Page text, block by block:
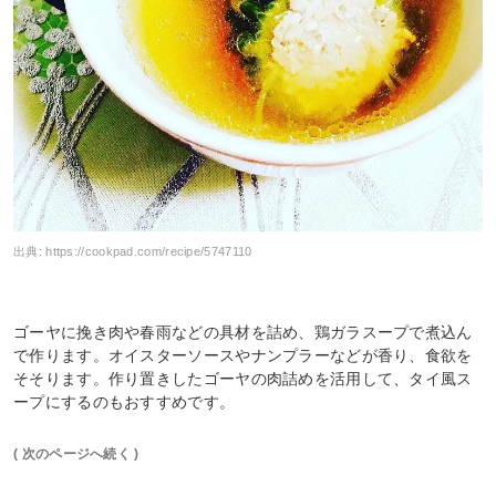
出典:https://cookpad.com/recipe/5747110
ゴーヤに挽き肉や春雨などの具材を詰め、鶏ガラスープで煮込ん
で作ります。オイスターソースやナンプラーなどが香り、食欲を
そそります。作り置きしたゴーヤの肉詰めを活用して、タイ風ス
ープにするのもおすすめです。
( 次のページへ続く )